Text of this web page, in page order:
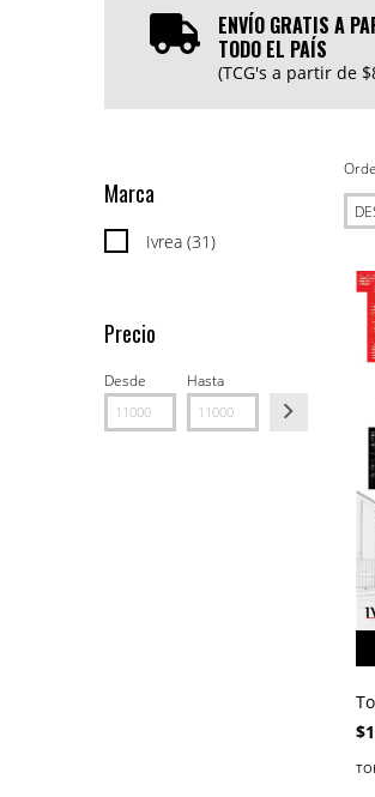
ENVÍO GRATIS A
TODO EL PAÍS
(TCG's a partir de
Marca
Ivrea (31)
Precio
Desde Hasta